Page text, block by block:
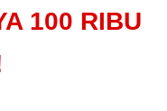
100 RIBU